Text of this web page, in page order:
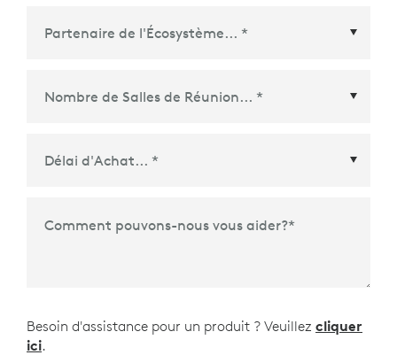
Partenaire de l'Écosystème
Comment pouvons-nous vous aider?*
Besoin d'assistance pour un produit ? Veuillez cliquer
ici.